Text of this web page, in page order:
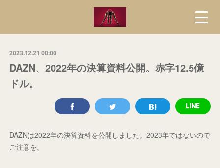
2023.12.21 00:00
DAZN、2022年の決算資料公開。赤字12.5億
ドル。
DAZNは2022年の決算資料を公開しました。2023年ではないので
ご注意を。